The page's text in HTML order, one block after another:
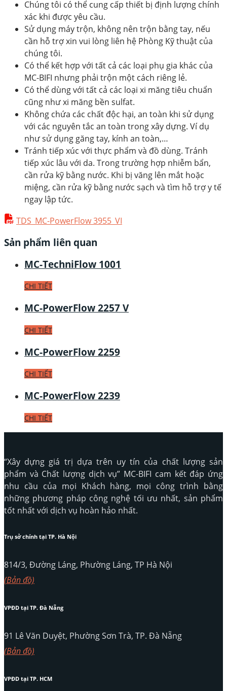
Chúng tôi có thể cung cấp thiết bị định lượng chính
xác khi được yêu cầu.
Sử dụng máy trộn, không nên trộn bằng tay, nếu
cần hỗ trợ xin vui lòng liên hệ Phòng Kỹ thuật của
chúng tôi.
Có thể kết hợp với tất cả các loại phụ gia khác của
MC-BIFI nhưng phải trộn một cách riêng lẻ.
Có thể dùng với tất cả các loại xi măng tiêu chuẩn
cũng như xi măng bền sulfat.
Không chứa các chất độc hại, an toàn khi sử dụng
với các nguyên tắc an toàn trong xây dựng. Ví dụ
như sử dụng găng tay, kính an toàn,…
Tránh tiếp xúc với thực phẩm và đồ dùng. Tránh
tiếp xúc lâu với da. Trong trường hợp nhiễm bẩn,
cần rửa kỹ bằng nước. Khi bị văng lên mắt hoặc
miệng, cần rửa kỹ bằng nước sạch và tìm hỗ trợ y tế
ngay lập tức.
TDS_MC-PowerFlow 3955_VI
Sản phẩm liên quan
MC-TechniFlow 1001
CHI TIẾT
MC-PowerFlow 2257 V
CHI TIẾT
MC-PowerFlow 2259
CHI TIẾT
MC-PowerFlow 2239
CHI TIẾT
“Xây dựng giá trị dựa trên uy tín của chất lượng sản
phẩm và Chất lượng dịch vụ” MC-BIFI cam kết đáp ứng
nhu cầu của mọi Khách hàng, mọi công trình bằng
những phương pháp công nghệ tối ưu nhất, sản phẩm
tốt nhất với dịch vụ hoàn hảo nhất.
Trụ sở chính tại TP. Hà Nội
814/3, Đường Láng, Phường Láng, TP Hà Nội
(Bản đồ)
VPĐD tại TP. Đà Nẵng
91 Lê Văn Duyệt, Phường Sơn Trà, TP. Đà Nẵng
(Bản đồ)
VPĐD tại TP. HCM